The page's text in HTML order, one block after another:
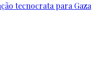
tecnocrata para Gaza